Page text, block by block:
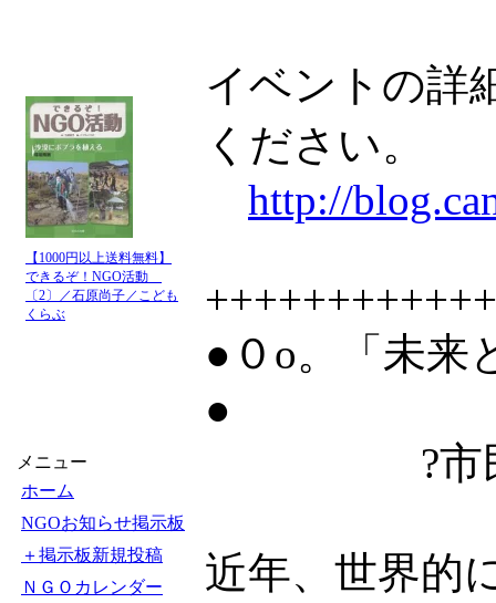
【1000円以上送料無料】
できるぞ！NGO活動
〔2〕／石原尚子／こども
くらぶ
メニュー
ホーム
NGOお知らせ掲示板
＋掲示板新規投稿
ＮＧＯカレンダー
イベントの詳
ください。
http://
●０o。「未来
●
?市民が選
近年、世界的